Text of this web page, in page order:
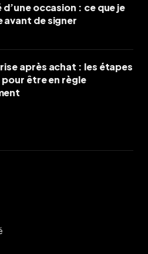
d’une occasion : ce que je
avant de signer
après achat : les étapes
pour être en règle